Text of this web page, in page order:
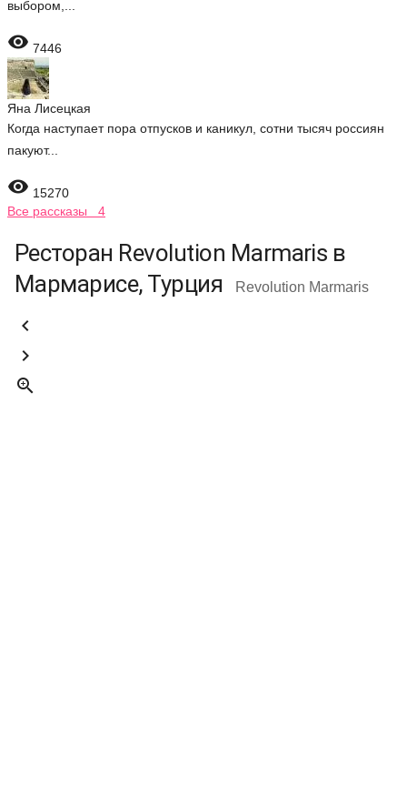
выбором,...
 7446
Яна Лисецкая
Когда наступает пора отпусков и каникул, сотни тысяч россиян
пакуют...
 15270
Все рассказы 4
Ресторан Revolution Marmaris в
Мармарисе, Турция
Revolution Marmaris


